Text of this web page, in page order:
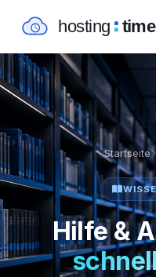
Startseite
Hilfe &